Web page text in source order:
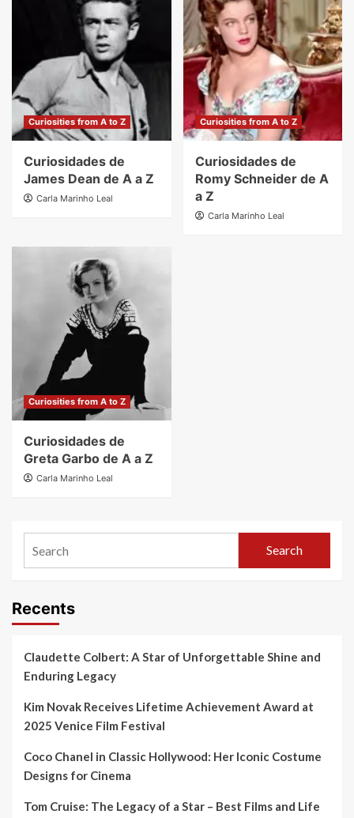
Curiosities from A to Z
Curiosidades de
James Dean de A a Z
Carla Marinho Leal
Curiosities from A to Z
Curiosidades de
Romy Schneider de A
a Z
Carla Marinho Leal
Curiosities from A to Z
Curiosidades de
Greta Garbo de A a Z
Carla Marinho Leal
Search
Recents
Claudette Colbert: A Star of Unforgettable Shine and
Enduring Legacy
Kim Novak Receives Lifetime Achievement Award at
2025 Venice Film Festival
Coco Chanel in Classic Hollywood: Her Iconic Costume
Designs for Cinema
Tom Cruise: The Legacy of a Star – Best Films and Life